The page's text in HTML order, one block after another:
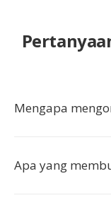
Mengapa
Apa yang